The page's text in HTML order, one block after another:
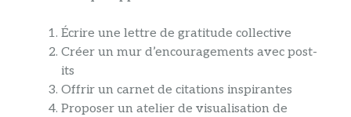
Écrire une lettre de gratitude collective
Créer un mur d’encouragements avec post-
its
Offrir un carnet de citations inspirantes
Proposer un atelier de visualisation de